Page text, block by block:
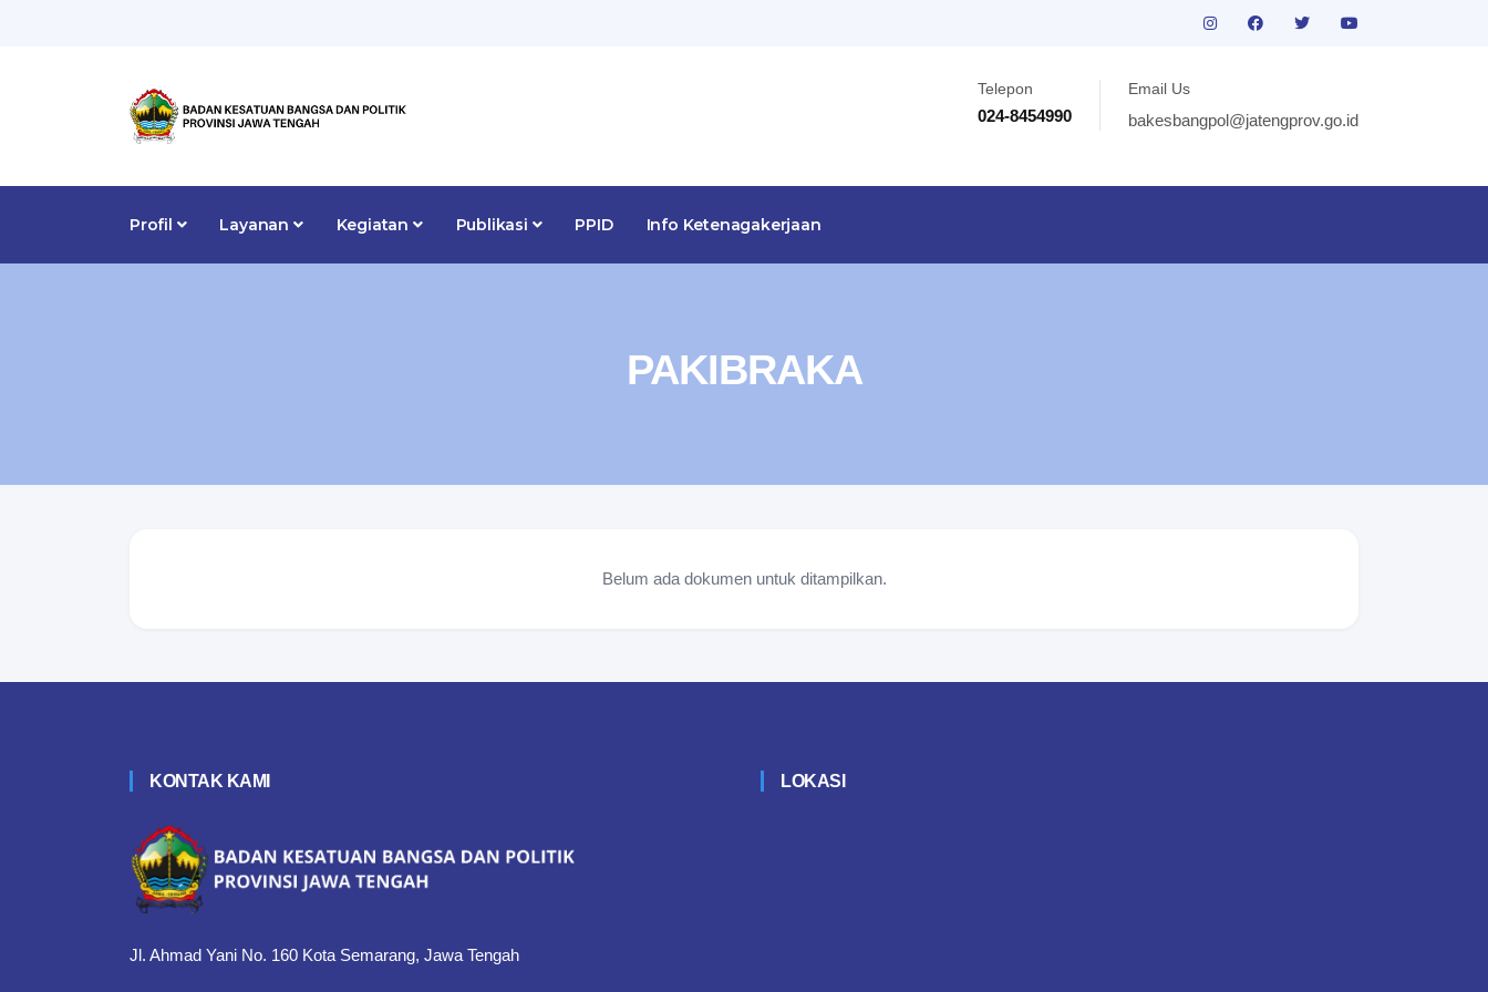
Telepon
024-8454990
Email Us
bakesbangpol@jatengprov.go.id
Profil Layanan Kegiatan Publikasi PPID Info Ketenagakerjaan
PAKIBRAKA
Belum ada dokumen untuk ditampilkan.
KONTAK KAMI
Jl. Ahmad Yani No. 160 Kota Semarang, Jawa Tengah
LOKASI